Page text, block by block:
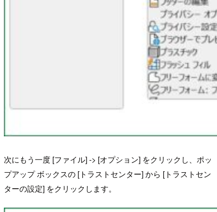
次にもう一度 [ファイル] -> [オプション] をクリックし、ポッ
プアップ ボックスの [トラストセンター] から [トラストセン
ターの設定] をクリックします。